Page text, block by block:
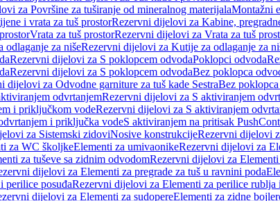
za Površine za tuširanje od mineralnog materijalaMontažni
i vrata za tuš prostorRezervni dijelovi za Kabine,
Vrata za tuš prostorRezervni dijelovi za Vrata za tuš
odlaganje za nišeRezervni dijelovi za Kutije za odlaganje za
Rezervni dijelovi za S poklopcem odvodaPoklopci odvoda
Rezervni dijelovi za S poklopcem odvodaBez poklopca
dijelovi za Odvodne garniture za tuš kade SestraBez
odvrtanjemRezervni dijelovi za S aktiviranjem
i priključkom vodeRezervni dijelovi za S aktiviranjem
i priključka vodeS aktiviranjem na pritisak
za Sistemski zidoviNosive konstrukcijeRezervni dijelovi
za WC školjkeElementi za umivaonikeRezervni dijelovi za
za tuševe sa zidnim odvodomRezervni dijelovi za
dijelovi za Elementi za pregrade za tuš u ravnini poda
perilice posuđaRezervni dijelovi za Elementi za perilice rublja
dijelovi za Elementi za sudopereElementi za zidne